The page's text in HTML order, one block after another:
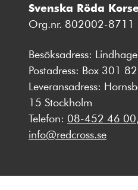
Svenska Röda
Org.nr. 802002-
Besöksadress:
Postadress: Box 301
Leveransadress:
15 Stockholm
Telefon: 08-452 46 00
info@redcross.se